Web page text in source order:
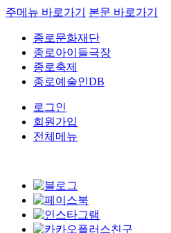
주메뉴 바로가기 본문 바로가기
종로문화재단
종로아이들극장
종로축제
종로예술인DB
로그인
회원가입
전체메뉴